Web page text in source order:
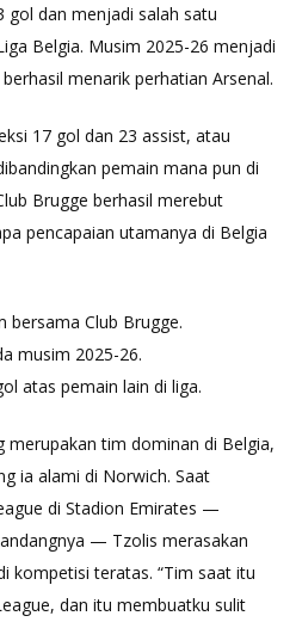
gol dan menjadi salah satu
Belgia. Musim 2025-26 menjadi
menarik perhatian Arsenal.
17 gol dan 23 assist, atau
pemain mana pun di
Brugge berhasil merebut
pencapaian utamanya di Belgia
bersama Club Brugge.
musim 2025-26.
atas pemain lain di liga.
merupakan tim dominan di Belgia,
ia alami di Norwich. Saat
di Stadion Emirates —
— Tzolis merasakan
kompetisi teratas. “Tim saat itu
dan itu membuatku sulit